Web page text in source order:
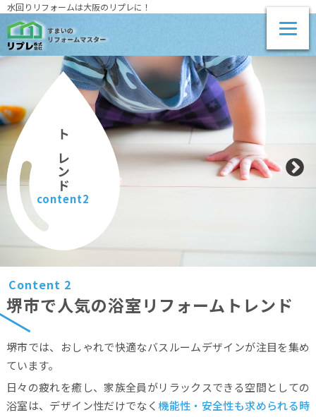
水回りリフォームは大阪のリプレに！
トレンド
content2
Content 2
堺市で人気の浴室リフォームトレンド
堺市では、おしゃれで快適なバスルームデザインが注目を集め
ています。
日々の疲れを癒し、家族全員がリラックスできる空間としての
浴室は、デザイン性だけでなく 機能性・安全性も求められる時